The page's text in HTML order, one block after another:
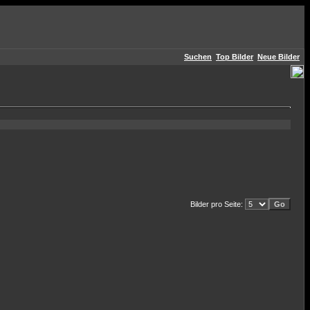
Suchen Top Bilder Neue Bilder
Bilder pro Seite: